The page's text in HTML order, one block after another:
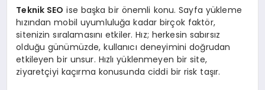
Teknik SEO ise başka bir önemli konu. Sayfa yükleme
hızından mobil uyumluluğa kadar birçok faktör,
sitenizin sıralamasını etkiler. Hız; herkesin sabırsız
olduğu günümüzde, kullanıcı deneyimini doğrudan
etkileyen bir unsur. Hızlı yüklenmeyen bir site,
ziyaretçiyi kaçırma konusunda ciddi bir risk taşır.